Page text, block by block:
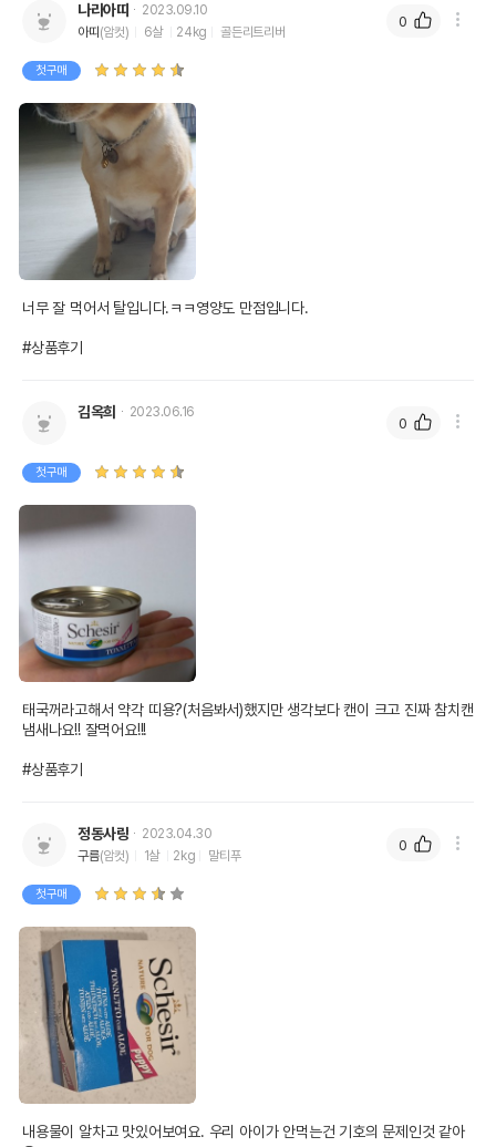
상품 필수 정보
품명 및 모델명
법에 의한 인증,허가 등을
받았음을 확인할수 있는
경우 그에 대한 사항
제조국 또는 원산지
제조자,수입품의 경우
수입자를 함께 표기
나라아띠
2023.09.10
아띠 (암컷) 6살 24kg 골든리트리버
첫구매
너무 잘 먹어서 탈입니다.ㅋㅋ영양도 만점입니다.
#상품후기
0
김옥희 2023.06.16
첫구매
태국꺼라고해서 약각 띠용?(처음봐서)했지만 생각보다 캔이 크고 진짜 참치캔
냄새나요!! 잘먹어요!!!
#상품후기
0
정동사랑
2023.04.30
구름(암컷) 1살 2kg 말티푸
첫구매
내용물이 알차고 맛있어보여요. 우리 아이가 안먹는건 기호의 문제인것 같아
0